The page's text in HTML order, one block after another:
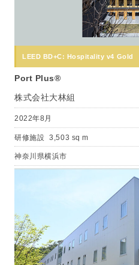
LEED BD+C: Hospitality v4 Gold
Port Plus®
株式会社大林組
2022年8月
研修施設 3,503 sq m
神奈川県横浜市